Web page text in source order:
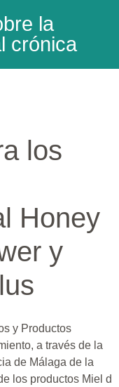
la
crónica
los
Honey
y
y Productos
a través de la
de Málaga de la
los productos Miel d